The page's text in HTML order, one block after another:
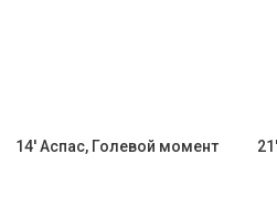
14' Аспас, Голевой момент